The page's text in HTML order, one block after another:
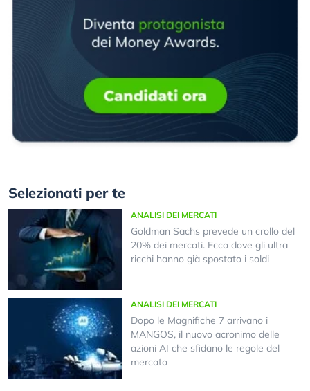
Selezionati per te
ANALISI DEI MERCATI
Goldman Sachs prevede un crollo del
20% dei mercati. Ecco dove gli ultra
ricchi hanno già spostato i soldi
ANALISI DEI MERCATI
Dopo le Magnifiche 7 arrivano i
MANGOS, il nuovo acronimo delle
azioni AI che sfidano le regole del
mercato